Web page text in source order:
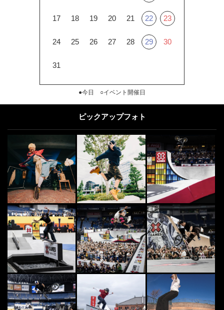
17 18 19 20 21 22 23
24 25 26 27 28 29 30
31
●今日 ○イベント開催日
ピックアップフォト